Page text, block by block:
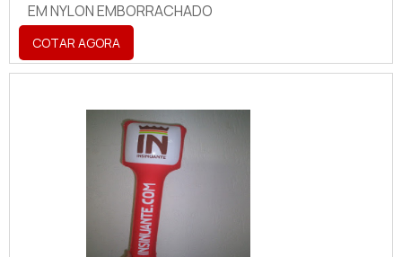
EM NYLON EMBORRACHADO
COTAR AGORA